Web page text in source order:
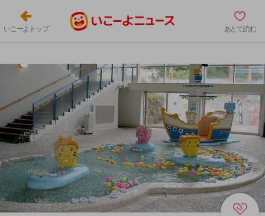
いこーよトップ あとで読む